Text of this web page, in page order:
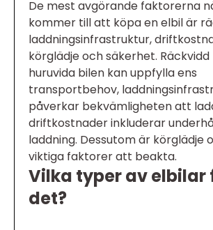
De mest avgörande faktorerna
kommer till att köpa en elbil är
laddningsinfrastruktur,
körglädje och säkerhet.
huruvida bilen kan uppfylla ens
transportbehov,
påverkar bekvämligheten att
driftkostnader inkluderar
laddning. Dessutom är körglädje
viktiga faktorer att beakta.
Vilka typer av elbilar
det?